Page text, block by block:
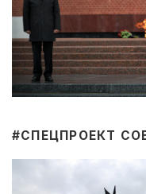
#CПЕЦПРОЕКТ